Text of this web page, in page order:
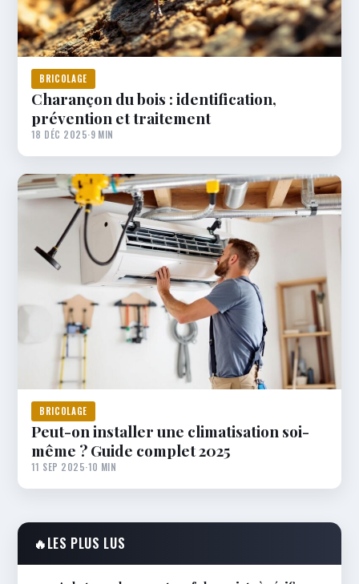
BRICOLAGE
Charançon du bois : identification,
prévention et traitement
18 DÉC 2025·9 MIN
BRICOLAGE
Peut-on installer une climatisation soi-
même ? Guide complet 2025
11 SEP 2025·10 MIN
🔥LES PLUS LUS